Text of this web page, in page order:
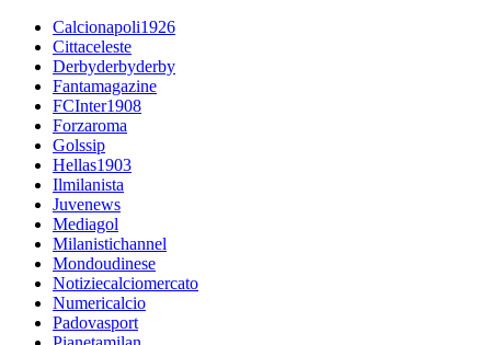
Calcionapoli1926
Cittaceleste
Derbyderbyderby
Fantamagazine
FCInter1908
Forzaroma
Golssip
Hellas1903
Ilmilanista
Juvenews
Mediagol
Milanistichannel
Mondoudinese
Notiziecalciomercato
Numericalcio
Padovasport